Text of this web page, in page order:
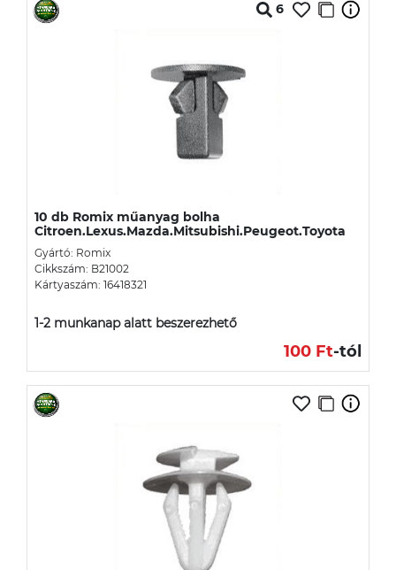
6
10 db Romix műanyag bolha
Citroen.Lexus.Mazda.Mitsubishi.Peugeot.Toyota
Gyártó: Romix
Cikkszám: B21002
Kártyaszám: 16418321
1-2 munkanap alatt beszerezhető
100 Ft-tól